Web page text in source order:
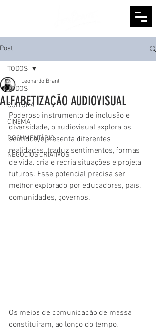
Post
TODOS
CULTURA
CINEMA
DOCUMENTÁRIO
NEGÓCIOS CRIATIVOS
TODOS
ALFABETIZAÇÃO AUDIOVISUAL
Leonardo Brant
Poderoso instrumento de inclusão e
diversidade, o audiovisual explora os
sentidos, apresenta diferentes
realidades, traduz sentimentos, formas
de vida, cria e recria situações e projeta
futuros. Esse potencial precisa ser
melhor explorado por educadores, pais,
comunidades, governos.
Os meios de comunicação de massa
constituíram, ao longo do tempo,